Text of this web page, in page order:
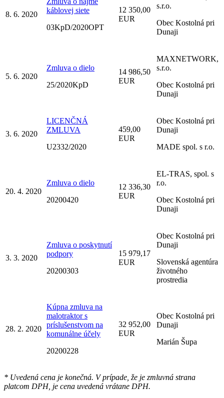
8. 6. 2020
káblovej siete
03KpD/2020OPT
12 350,00
EUR
s.r.o.
Obec Kostolná pri
Dunaji
5. 6. 2020
Zmluva o dielo
25/2020KpD
14 986,50
EUR
MAXNETWORK,
s.r.o.
Obec Kostolná pri
Dunaji
3. 6. 2020
LICENČNÁ
ZMLUVA
U2332/2020
459,00
EUR
Obec Kostolná pri
Dunaji
MADE spol. s r.o.
20. 4. 2020
Zmluva o dielo
20200420
12 336,30
EUR
EL-TRAS, spol. s
r.o.
Obec Kostolná pri
Dunaji
3. 3. 2020
Zmluva o poskytnutí
podpory
20200303
15 979,17
EUR
Obec Kostolná pri
Dunaji
Slovenská agentúra
životného
prostredia
28. 2. 2020
Kúpna zmluva na
malotraktor s
príslušenstvom na
komunálne účely
20200228
32 952,00
EUR
Obec Kostolná pri
Dunaji
Marián Šupa
* Uvedená cena je konečná. V prípade, že je zmluvná strana
platcom DPH, je cena uvedená vrátane DPH.